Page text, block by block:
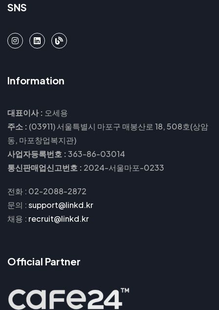
SNS
Information
대표이사 : 오세용
주소 : (03911) 서울특별시 마포구 매봉산로 18, 508호(상암
동, 마포창업복지관)
사업자등록번호 :363-86-03014
통신판매업신고번호 : 2024-서울마포-0233
전화 : 02-2088-2872
문의 :support@linkd.kr
채용 : recruit@linkd.kr
Official Partner